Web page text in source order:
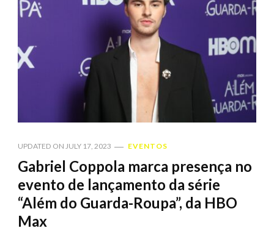
UPDATED ON JULY 17, 2023 EVENTOS
Gabriel Coppola marca presença no
evento de lançamento da série
“Além do Guarda-Roupa”, da HBO
Max